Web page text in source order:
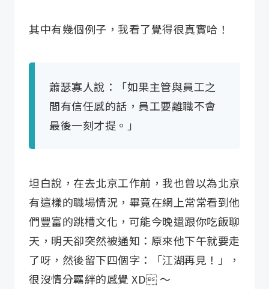
其中有幾個例子，我看了覺得很真實哈！
蕭瑟寡人說：「如果主管與員工之
間有信任感的話，員工要離職不會
最後一刻才提。」
坦白說，在去北京工作前，我也曾以為北京
有這樣的職場情況，畢竟在網上常常看到他
們豐富的跳槽文化，可能今晚還跟你吃飯聊
天，明天卻突然被通知：原來他下午就要走
了呀，然後留下四個字：「江湖再見！」，
很沒情分羈絆的感覺 XD ～